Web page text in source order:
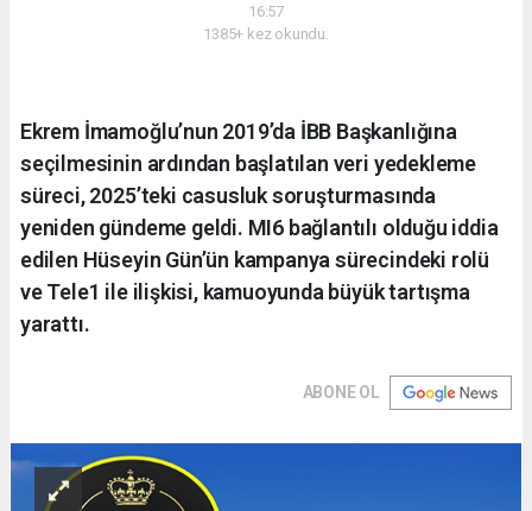
16:57
1385+ kez okundu.
Ekrem İmamoğlu’nun 2019’da İBB Başkanlığına
seçilmesinin ardından başlatılan veri yedekleme
süreci, 2025’teki casusluk soruşturmasında
yeniden gündeme geldi. MI6 bağlantılı olduğu iddia
edilen Hüseyin Gün’ün kampanya sürecindeki rolü
ve Tele1 ile ilişkisi, kamuoyunda büyük tartışma
yarattı.
ABONE OL